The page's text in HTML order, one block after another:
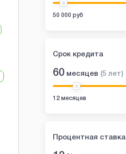
50 000 руб
Срок кредита
60 месяцев (5 лет)
12 месяцев
Процентная ставка